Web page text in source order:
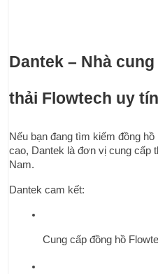
Dantek – Nhà
thải Flowtech uy tín
Nếu bạn đang tìm kiếm đồng
cao, Dantek là đơn vị cung cấp
Nam.
Dantek cam kết:
Cung cấp đồng hồ